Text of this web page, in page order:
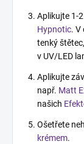
Aplikujte 1-
Hypnotic. V
tenký
v UV/LED
Aplikujte
např. Matt
našich
Ošetřete
krémem.